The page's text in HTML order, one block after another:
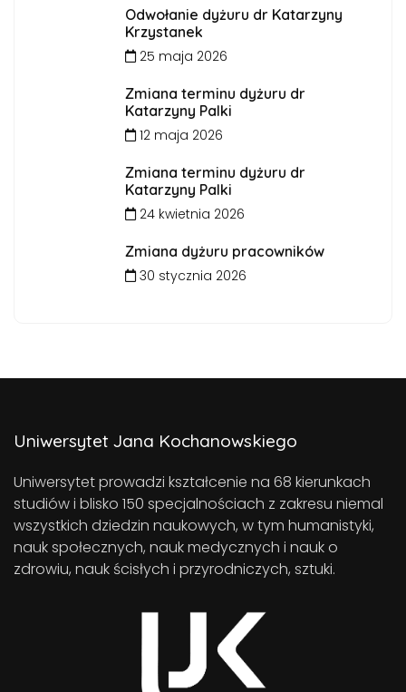
Odwołanie dyżuru dr Katarzyny
Krzystanek
25 maja 2026
Zmiana terminu dyżuru dr
Katarzyny Palki
12 maja 2026
Zmiana terminu dyżuru dr
Katarzyny Palki
24 kwietnia 2026
Zmiana dyżuru pracowników
30 stycznia 2026
Uniwersytet Jana Kochanowskiego
Uniwersytet prowadzi kształcenie na 68 kierunkach
studiów i blisko 150 specjalnościach z zakresu niemal
wszystkich dziedzin naukowych, w tym humanistyki,
nauk społecznych, nauk medycznych i nauk o
zdrowiu, nauk ścisłych i przyrodniczych, sztuki.